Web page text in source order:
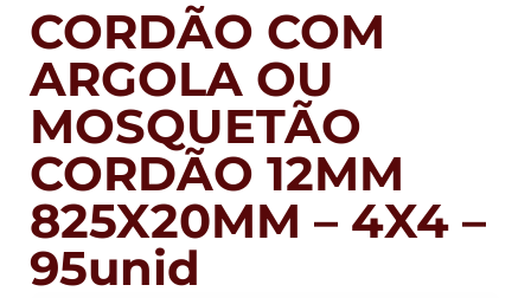
CORDÃO COM
ARGOLA OU
MOSQUETÃO
CORDÃO 12MM
825X20MM – 4X4 –
95unid